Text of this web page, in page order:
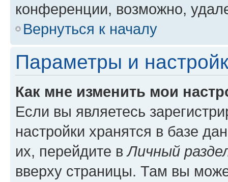
конференции, возможно,
Вернуться к началу
Параметры и
Как мне изменить мои
Если вы являетесь
настройки хранятся в базе
их, перейдите вЛичный
вверху страницы. Там вы